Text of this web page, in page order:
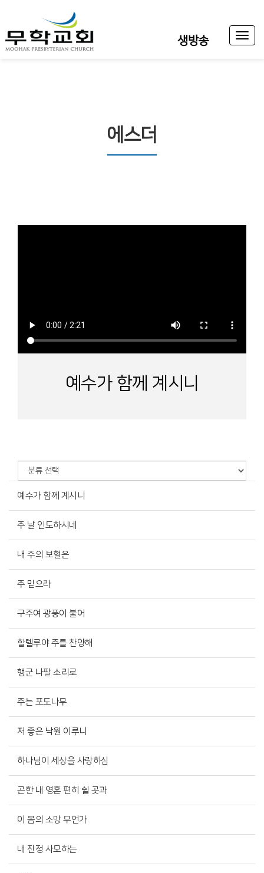
생방송
Toggle
에스더
예수가 함께 계시니
예수가 함께 계시니
주 날 인도하시네
내 주의 보혈은
주 믿으라
구주여 광풍이 불어
할렐루야 주를 찬양해
행군 나팔 소리로
주는 포도나무
저 좋은 낙원 이루니
하나님이 세상을 사랑하심
곤한 내 영혼 편히 쉴 곳과
이 몸의 소망 무언가
내 진정 사모하는